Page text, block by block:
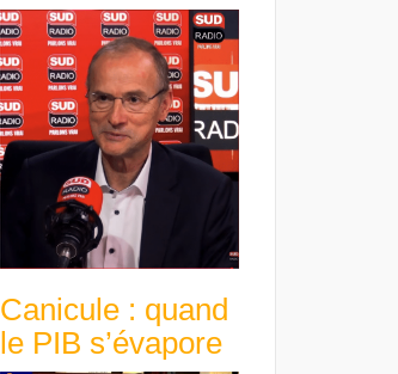
Canicule : quand
le PIB s’évapore